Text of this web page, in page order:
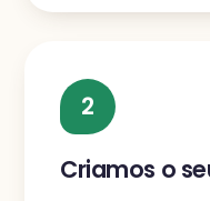
2
Criamos o